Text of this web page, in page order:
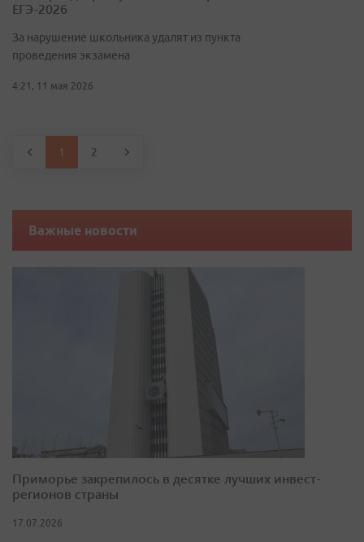
ЕГЭ-2026
За нарушение школьника удалят из пункта
проведения экзамена
4:21, 11 мая 2026
1 2
Важные новости
Приморье закрепилось в десятке лучших инвест-
регионов страны
17.07.2026